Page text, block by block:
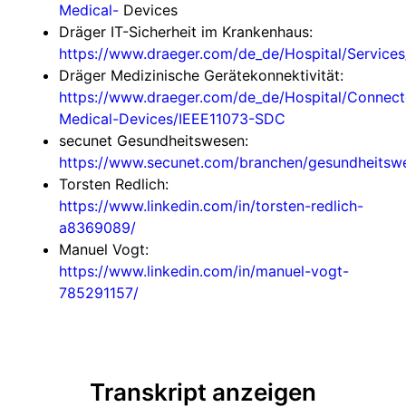
Medical- Devices
Dräger IT-Sicherheit im Krankenhaus:
https://www.draeger.com/de_de/Hospital/
Dräger Medizinische Gerätekonnektivität:
https://www.draeger.com/de_de/Hospital/
Medical-Devices/IEEE11073-SDC
secunet Gesundheitswesen:
https://www.secunet.com/branchen/
Torsten Redlich:
https://www.linkedin.com/in/torsten-redlich-
a8369089/
Manuel Vogt:
https://www.linkedin.com/in/manuel-vogt-
785291157/
Transkript anzeigen